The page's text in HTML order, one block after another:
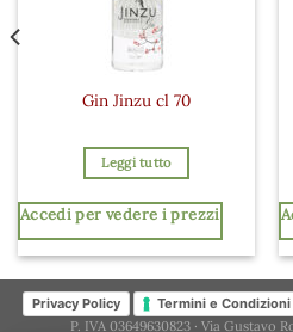
Gin Jinzu cl 70
Leggi tutto
Accedi per vedere i prezzi
Privacy Policy Termini e Condizioni
P. IVA 03649630823 · Via Gustavo